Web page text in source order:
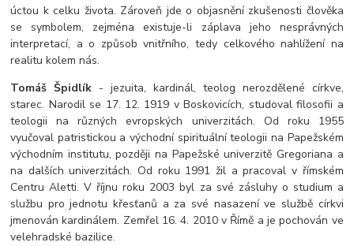
úctou k celku života. Zároveň jde o objasnění zkušenosti člověka
se symbolem, zejména existuje-li záplava jeho nesprávných
interpretací, a o způsob vnitřního, tedy celkového nahlížení na
realitu kolem nás.
Tomáš Špidlík - jezuita, kardinál, teolog nerozdělené církve,
starec. Narodil se 17. 12. 1919 v Boskovicích, studoval filosofii a
teologii na různých evropských univerzitách. Od roku 1955
vyučoval patristickou a východní spirituální teologii na Papežském
východním institutu, později na Papežské univerzitě Gregoriana a
na dalších univerzitách. Od roku 1991 žil a pracoval v římském
Centru Aletti. V říjnu roku 2003 byl za své zásluhy o studium a
službu pro jednotu křesťanů a za své nasazení ve službě církvi
jmenován kardinálem. Zemřel 16. 4. 2010 v Římě a je pochován ve
velehradské bazilice.